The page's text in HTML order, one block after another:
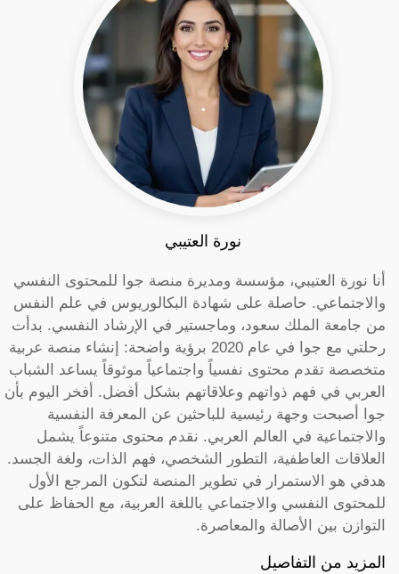
نورة العتيبي
أنا نورة العتيبي، مؤسسة ومديرة منصة جوا للمحتوى النفسي
والاجتماعي. حاصلة على شهادة البكالوريوس في علم النفس
من جامعة الملك سعود، وماجستير في الإرشاد النفسي. بدأت
رحلتي مع جوا في عام 2020 برؤية واضحة: إنشاء منصة عربية
متخصصة تقدم محتوى نفسياً واجتماعياً موثوقاً يساعد الشباب
العربي في فهم ذواتهم وعلاقاتهم بشكل أفضل. أفخر اليوم بأن
جوا أصبحت وجهة رئيسية للباحثين عن المعرفة النفسية
والاجتماعية في العالم العربي. نقدم محتوى متنوعاً يشمل
العلاقات العاطفية، التطور الشخصي، فهم الذات، ولغة الجسد.
هدفي هو الاستمرار في تطوير المنصة لتكون المرجع الأول
للمحتوى النفسي والاجتماعي باللغة العربية، مع الحفاظ على
التوازن بين الأصالة والمعاصرة.
المزيد من التفاصيل